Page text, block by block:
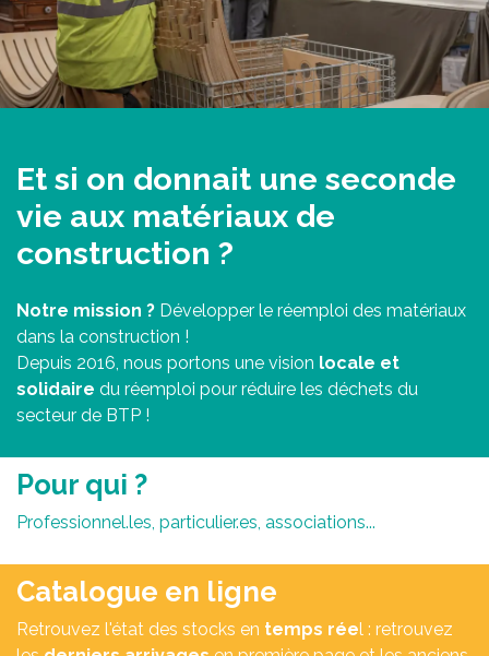
Et si on donnait une seconde
vie aux matériaux de
construction ?
Notre mission ? Développer le réemploi des matériaux
dans la construction !
Depuis 2016, nous portons une vision locale et
solidaire du réemploi pour réduire les déchets du
secteur de BTP !
Pour qui ?​
Professionnel.les, particulier.es, associations...
Catalogue en ligne
Retrouvez l'état des stocks en temps réel : retrouvez